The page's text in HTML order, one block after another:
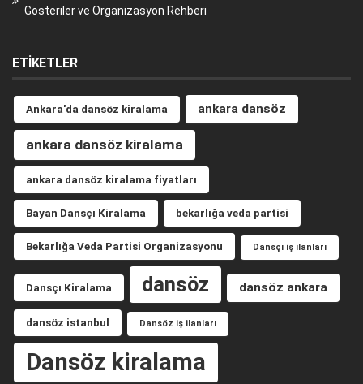
Gösteriler ve Organizasyon Rehberi
ETIKETLER
Ankara'da dansöz kiralama ankara dansöz
ankara dansöz kiralama
ankara dansöz kiralama fiyatları
Bayan Dansçı Kiralama bekarlığa veda partisi
Bekarlığa Veda Partisi Organizasyonu Dansçı iş ilanları
Dansçı Kiralama dansöz dansöz ankara
dansöz istanbul Dansöz iş ilanları
Dansöz kiralama